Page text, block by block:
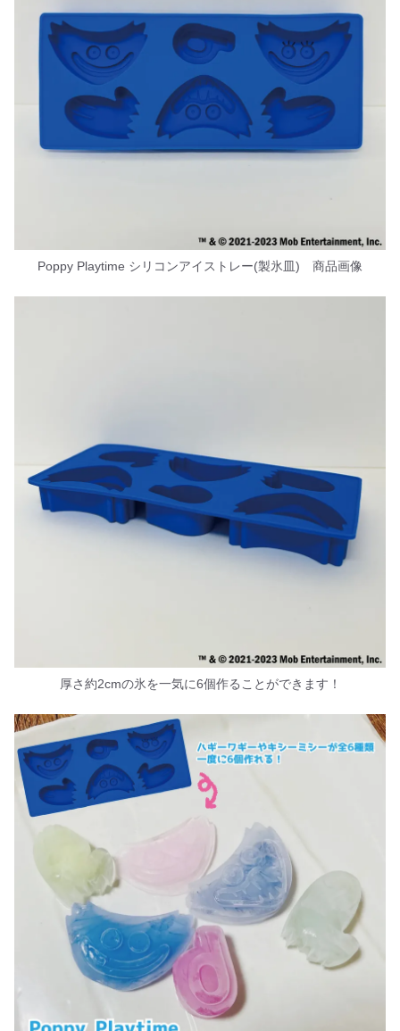
Poppy Playtime シリコンアイストレー(製氷皿) 商品画像
厚さ約2cmの氷を一気に6個作ることができます！